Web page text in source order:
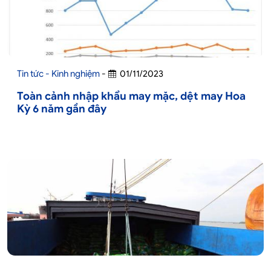
Tin tức - Kinh nghiệm - 01/11/2023
Toàn cảnh nhập khẩu may mặc, dệt may Hoa
Kỳ 6 năm gần đây